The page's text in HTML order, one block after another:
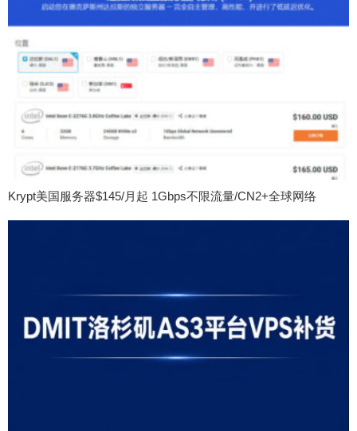
Krypt美国服务器$145/月起 1Gbps不限流量/CN2+全球网络